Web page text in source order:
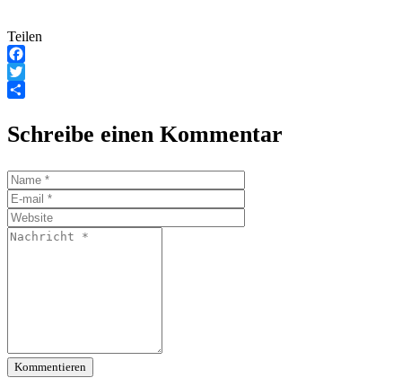
Teilen
Facebook
Twitter
Schreibe einen Kommentar
Kommentieren